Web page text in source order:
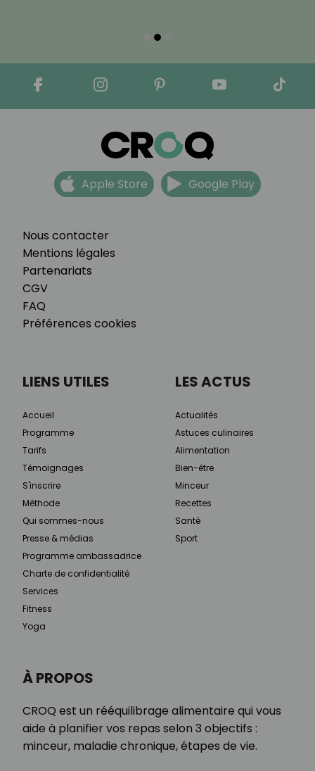
Nous contacter
Mentions légales
Partenariats
CGV
FAQ
Préférences cookies
Apple Store Google Play
À PROPOS
CROQ est un rééquilibrage alimentaire qui vous
aide à planifier vos repas selon 3 objectifs :
minceur, maladie chronique, étapes de vie.
LIENS UTILES
Accueil
Programme
Tarifs
Témoignages
S'inscrire
Méthode
Qui sommes-nous
Presse & médias
Programme ambassadrice
Charte de confidentialité
Services
Fitness
Yoga
LES ACTUS
Actualités
Astuces culinaires
Alimentation
Bien-être
Minceur
Recettes
Santé
Sport